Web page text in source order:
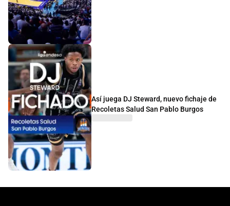
Así juega DJ Steward, nuevo fichaje de
Recoletas Salud San Pablo Burgos